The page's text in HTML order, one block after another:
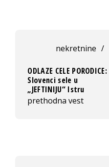
nekretnine /
ODLAZE CELE PORODICE:
Slovenci sele u
„JEFTINIJU“ Istru
prethodna vest